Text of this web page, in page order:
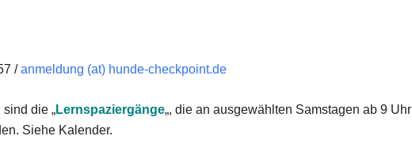
/anmeldung (at) hunde-checkpoint.de
sind die „Lernspaziergänge„, die an ausgewählten Samstagen ab 9 Uhr
Siehe Kalender.